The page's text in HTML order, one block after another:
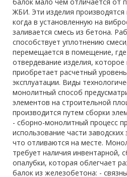
ЖБИ. Эти изделия
когда в установленную на
заливается смесь из бетона.
способствует уплотнению
перемещается в помещение,
отвердевание изделия, которое
приобретает расчетный
эксплуатации. Виды
монолитный способ
элементов на строительной
производится путем сборки
- сборно-монолитный процесс
использование части
что отливаются на месте.
требует наличия инвентарной,
опалубки, которая облегчает
балок из железобетона: -